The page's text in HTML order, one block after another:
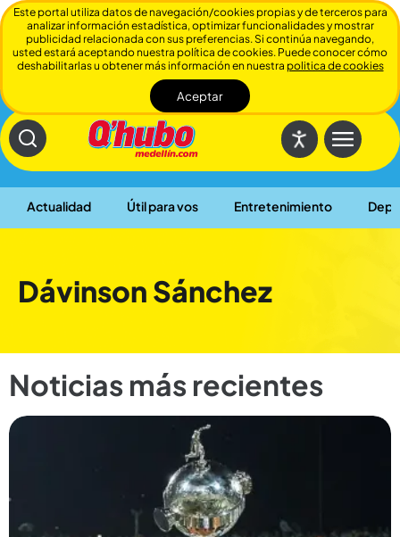
Actualidad Útil para vos Entretenimiento
Cerrar
Dávinson Sánchez
Noticias más recientes
Este portal utiliza datos de navegación/cookies propias y de terceros para
analizar información estadística, optimizar funcionalidades y mostrar
publicidad relacionada con sus preferencias. Si continúa navegando,
usted estará aceptando nuestra política de cookies. Puede conocer cómo
deshabilitarlas u obtener más información en nuestra politica de cookies
Aceptar